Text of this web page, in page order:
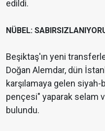
edildi.
NÜBEL:
Beşiktaş'ın yeni
Doğan Alemdar, dün
karşılamaya gelen siyah-
pençesi" yaparak selam
bulundu.